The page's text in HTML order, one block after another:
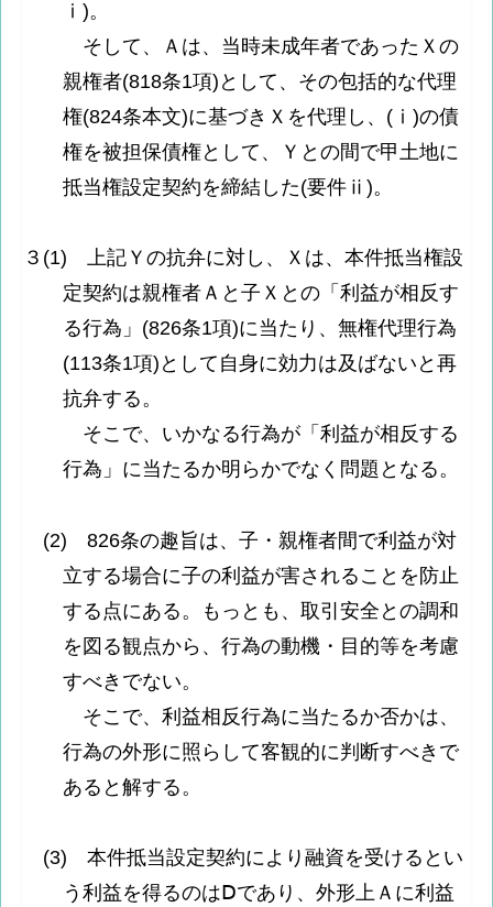
ⅰ)。
そして、Ａは、当時未成年者であったＸの
親権者(818条1項)として、その包括的な代理
権(824条本文)に基づきＸを代理し、(ⅰ)の債
権を被担保債権として、Ｙとの間で甲土地に
抵当権設定契約を締結した(要件ⅱ)。
３(1) 上記Ｙの抗弁に対し、Ｘは、本件抵当権設
定契約は親権者Ａと子Ｘとの「利益が相反す
る行為」(826条1項)に当たり、無権代理行為
(113条1項)として自身に効力は及ばないと再
抗弁する。
そこで、いかなる行為が「利益が相反する
行為」に当たるか明らかでなく問題となる。
(2) 826条の趣旨は、子・親権者間で利益が対
立する場合に子の利益が害されることを防止
する点にある。もっとも、取引安全との調和
を図る観点から、行為の動機・目的等を考慮
すべきでない。
そこで、利益相反行為に当たるか否かは、
行為の外形に照らして客観的に判断すべきで
あると解する。
(3) 本件抵当設定契約により融資を受けるとい
う利益を得るのはⅮであり、外形上Ａに利益